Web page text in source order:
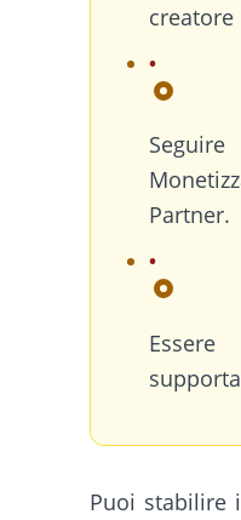
Partner.
Puoi stabilire